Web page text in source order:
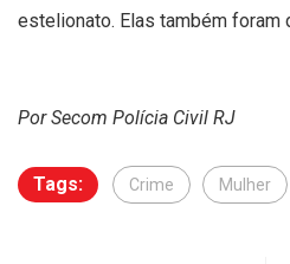
estelionato. Elas também foram
Por Secom Polícia Civil RJ
Tags: Crime Mulher